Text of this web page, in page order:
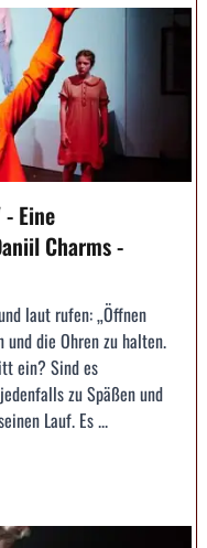
Eine
Charms -
laut rufen: „Öffnen
die Ohren zu halten.
ein? Sind es
zu Späßen und
Lauf. Es ...